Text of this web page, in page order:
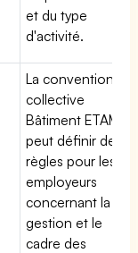
et du type
d'activité.
La convention
collective
Bâtiment ETAM
peut définir des
règles pour les
employeurs
concernant la
gestion et le
cadre des